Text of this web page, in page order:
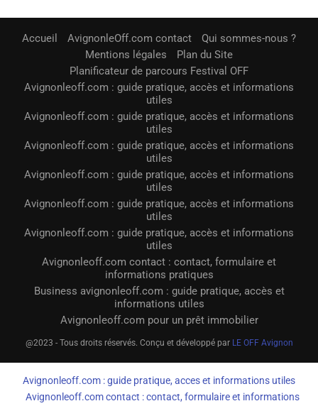
Accueil AvignonleOff.com contact
Qui sommes-nous ?
Mentions légales
Plan du Site
Planificateur de parcours Festival OFF
Avignonleoff.com : guide pratique, accès et informations
utiles
Avignonleoff.com : guide pratique, accès et informations
utiles
Avignonleoff.com : guide pratique, accès et informations
utiles
Avignonleoff.com : guide pratique, accès et informations
utiles
Avignonleoff.com : guide pratique, accès et informations
utiles
Avignonleoff.com : guide pratique, accès et informations
utiles
Avignonleoff.com contact : contact, formulaire et
informations pratiques
Business avignonleoff.com : guide pratique, accès et
informations utiles
Avignonleoff.com pour un prêt immobilier
@2023 - Tous droits réservés. Conçu et développé par LE OFF Avignon
Avignonleoff.com : guide pratique, acces et informations utiles
Avignonleoff.com contact : contact, formulaire et informations